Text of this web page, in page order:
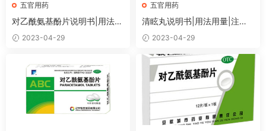
五官用药
对乙酰氨基酚片说明书|用法用
量|注意事项
2023-04-29
五官用药
清眩丸说明书|用法用量|注意
事项2023-04-29